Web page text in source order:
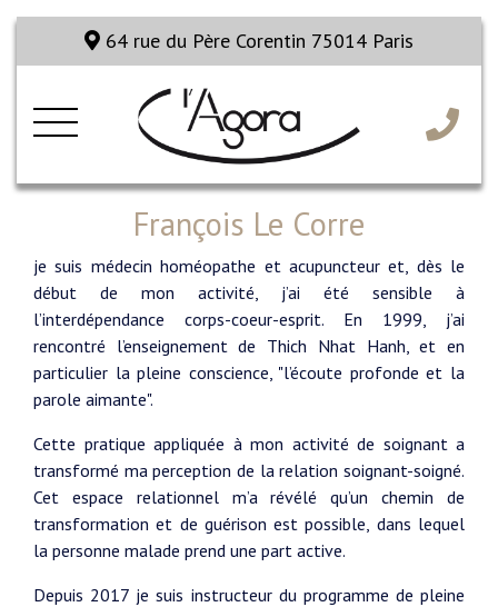
64 rue du Père Corentin 75014 Paris
François Le Corre
je suis médecin homéopathe et acupuncteur et, dès le
début de mon activité, j’ai été sensible à
l’interdépendance corps-coeur-esprit. En 1999, j’ai
rencontré l’enseignement de Thich Nhat Hanh, et en
particulier la pleine conscience, "l’écoute profonde et la
parole aimante".
Cette pratique appliquée à mon activité de soignant a
transformé ma perception de la relation soignant-soigné.
Cet espace relationnel m’a révélé qu’un chemin de
transformation et de guérison est possible, dans lequel
la personne malade prend une part active.
Depuis 2017 je suis instructeur du programme de pleine